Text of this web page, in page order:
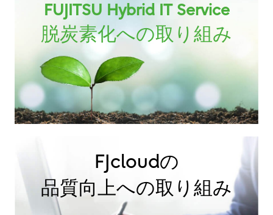
FUJITSU Hybrid IT Service
脱炭素化への取り組み
FJcloudの
品質向上への取り組み